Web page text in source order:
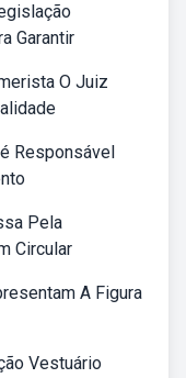
Garantir
O Juiz
Responsável
Pela
Circular
A Figura
Vestuário